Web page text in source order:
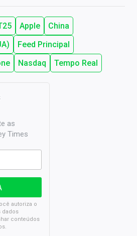
Apple
China
Feed Principal
Nasdaq Tempo Real
as
Times
autoriza o
dados
conteúdos